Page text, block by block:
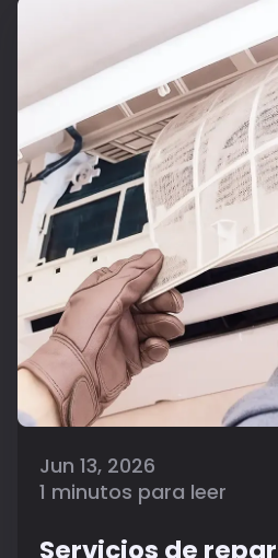
Jun 13, 2026
1 minutos para leer
Servicios de